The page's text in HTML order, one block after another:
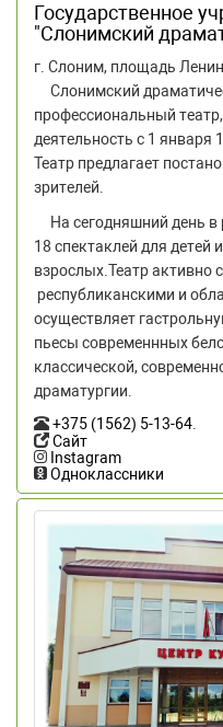
Государственное
"Слонимский
г. Слоним, площадь
Слонимский
профессиональный
деятельность с 1 января
Театр предлагает
зрителей.
На сегодняшний день в
18 спектаклей для детей
взрослых.Театр активно
республиканскими и
осуществляет
пьесы современнных
классической,
драматургии.
+375 (1562) 5-13-64.
Сайт
Instagram
Одноклассники